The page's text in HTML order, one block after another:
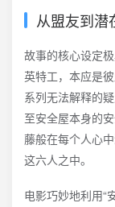
从盟友到潜
故事的核心设定
英特工，本应是
系列无法解释的
至安全屋本身的
藤般在每个人心
这六人之中。
电影巧妙地利用“